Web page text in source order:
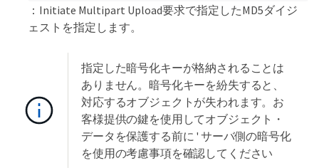
：Initiate Multipart Upload要求で指定したMD5ダイジ
ェストを指定します。
指定した暗号化キーが格納されることは
ありません。暗号化キーを紛失すると、
対応するオブジェクトが失われます。お
客様提供の鍵を使用してオブジェクト・
データを保護する前に ' サーバ側の暗号化
を使用の考慮事項を確認してください